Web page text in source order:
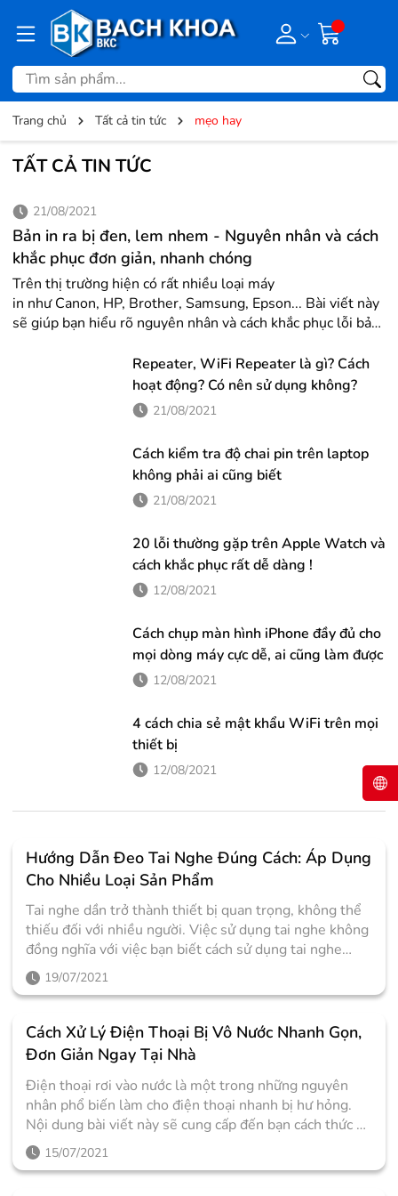
Trang chủ Tất cả tin tức mẹo hay
TẤT CẢ TIN TỨC
21/08/2021
Bản in ra bị đen, lem nhem - Nguyên nhân và cách
khắc phục đơn giản, nhanh chóng
Trên thị trường hiện có rất nhiều loại máy
in như Canon, HP, Brother, Samsung, Epson... Bài viết này
sẽ giúp bạn hiểu rõ nguyên nhân và cách khắc phục lỗi bản
tham khảo nhé! 1. Gạt mực bé bị hỏng Nguyên nhân Gạt
mực bé là bộ phận tương đối quan trọng trong chiếc máy
in, căn chỉnh và chiết ra một lượng mực vừa đủ cho quá
trình in ấn diễn ra thuận lợi. Khi...
Repeater, WiFi Repeater là gì? Cách
hoạt động? Có nên sử dụng không?
21/08/2021
Cách kiểm tra độ chai pin trên laptop
không phải ai cũng biết
21/08/2021
20 lỗi thường gặp trên Apple Watch và
cách khắc phục rất dễ dàng !
12/08/2021
Cách chụp màn hình iPhone đầy đủ cho
mọi dòng máy cực dễ, ai cũng làm được
12/08/2021
4 cách chia sẻ mật khẩu WiFi trên mọi
thiết bị
12/08/2021
Hướng Dẫn Đeo Tai Nghe Đúng Cách: Áp Dụng
Cho Nhiều Loại Sản Phẩm
Tai nghe dần trở thành thiết bị quan trọng, không thể
thiếu đối với nhiều người. Việc sử dụng tai nghe không
đồng nghĩa với việc bạn biết cách sử dụng tai nghe
đúng cách. Việc đeo tai nghe không đúng cách đôi khi
sẽ gây ra hiện tượng đau tai và ảnh hưởng không ít đến
viết dưới đây sẽ hướng dẫn cụ thể cách đeo tai nghe
chuẩn xác nhất, có thể áp dụng cho nhiều loại sản
phẩm luôn đó nhé! 1. Chọn loại mút tai nghe phù hợp
với vành tai Điều đầu tiên cũng là điều quan trọng
nhất, đặc biệt đối với các sản phẩm tai nghe nhét
tai (in-ear) có sử dụng đầu mút, bạn nên thật kỹ
lưỡng trong việc chọn lựa kích thước phù hợp với ống
tai của mình. Như vậy, sẽ giúp cho tai nghe được gắn
19/07/2021
Cách Xử Lý Điện Thoại Bị Vô Nước Nhanh Gọn,
Đơn Giản Ngay Tại Nhà
Điện thoại rơi vào nước là một trong những nguyên
nhân phổ biến làm cho điện thoại nhanh bị hư hỏng.
Nội dung bài viết này sẽ cung cấp đến bạn cách thức để
có thể tự cứu lấy điện thoại của mình khi chẳng may bị
rơi vào nước. 1. Tắt nguồn điện thoại ngay lập tức Việc
15/07/2021